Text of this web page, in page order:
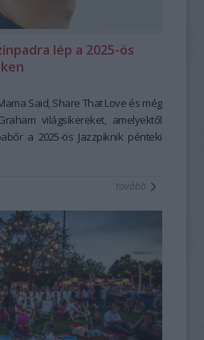
lép a 2025-ös
Said, Share That Love és még
világsikereket, amelyektől
a 2025-ös Jazzpiknik pénteki
tovább